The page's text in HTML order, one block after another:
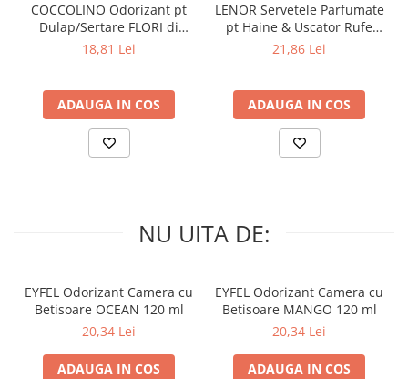
COCCOLINO Odorizant pt
Dulap/Sertare FLORI di
PRIMAVERA 3 buc
18,81 Lei
ADAUGA IN COS
LENOR Servetele Parfumate
pt Haine & Uscator Rufe
SPRING AWAKENING 34 buc
21,86 Lei
ADAUGA IN COS
NU UITA DE:
EYFEL Odorizant Camera cu
Betisoare OCEAN 120 ml
20,34 Lei
ADAUGA IN COS
EYFEL Odorizant Camera cu
Betisoare MANGO 120 ml
20,34 Lei
ADAUGA IN COS